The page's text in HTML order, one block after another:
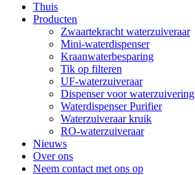
Thuis
Producten
Zwaartekracht waterzuiveraar
Mini-waterdispenser
Kraanwaterbesparing
Tik op filteren
UF-waterzuiveraar
Dispenser voor waterzuivering
Waterdispenser Purifier
Waterzuiveraar kruik
RO-waterzuiveraar
Nieuws
Over ons
Neem contact met ons op